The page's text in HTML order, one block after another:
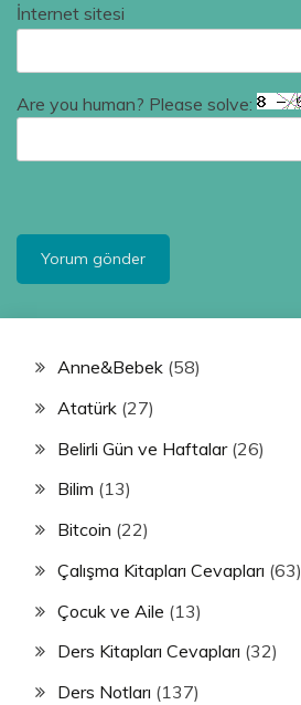
İnternet sitesi
Are you human? Please solve:
Anne&Bebek (58)
Atatürk (27)
Belirli Gün ve Haftalar(26)
Bilim (13)
Bitcoin (22)
Çalışma Kitapları Cevapları (63)
Çocuk ve Aile (13)
Ders Kitapları Cevapları (32)
Ders Notları (137)